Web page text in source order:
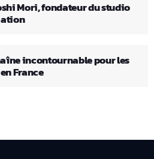
Mori, fondateur du studio
incontournable pour les
France